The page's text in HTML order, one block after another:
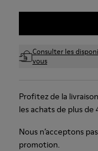
Consulter les
vous
Profitez de la
les achats de plus de
Nous n’acceptons
promotion.